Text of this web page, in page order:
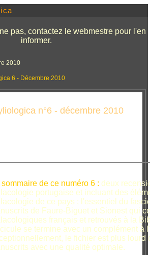
pas, contactez le webmestre pour l'en
informer.
2010
6 - Décembre 2010
n°6 - décembre 2010
de ce numéro 6 : deux
portugaise et incluant des
de ce pays ; l'essentiel du
de Faure-Biguet et Sionest qui
français et retrouvés à la
se termine avec un complément à
le fichier est plus
avec une qualité optimale.